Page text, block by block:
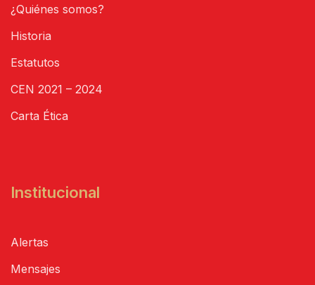
¿Quiénes somos?
Historia
Estatutos
CEN 2021 – 2024
Carta Ética
Institucional
Alertas
Mensajes